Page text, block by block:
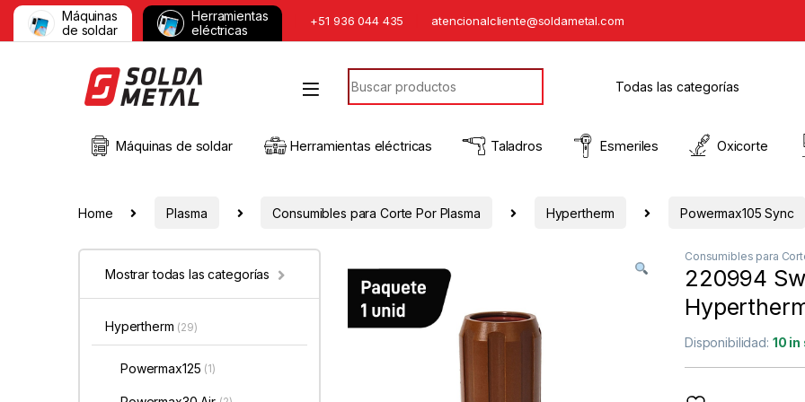
Máquinas
de soldar
Herramientas
eléctricas
+51 936 044 435 atencionalcliente@soldametal.com
Máquinas de soldar Herramientas eléctricas Taladros Esmeriles Oxicorte
Home Plasma Consumibles para Corte Por Plasma Hypertherm Powermax105 Sync
Consumibles para
220994
Disponibilidad: 10
Mostrar todas las categorías
Hypertherm (29)
Powermax125 (1)